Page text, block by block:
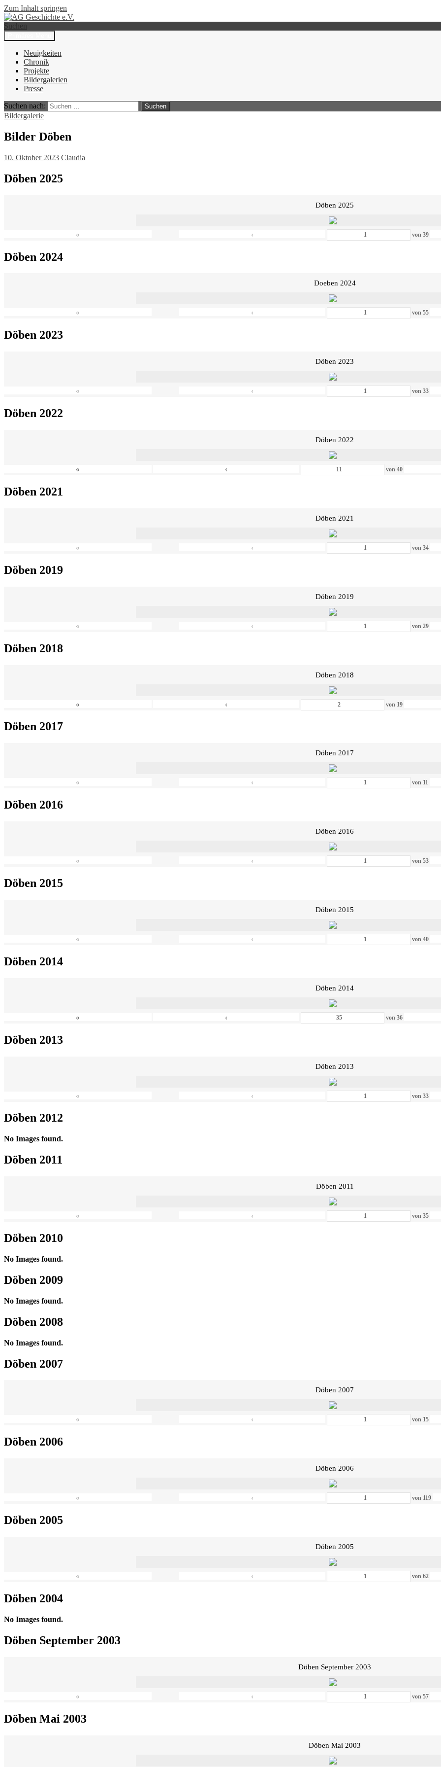
Zum Inhalt springen
AG Geschichte e.V.
Suchen
Neuigkeiten
Chronik
Projekte
Bildergalerien
Presse
Suchen nach:
Bildergalerie
Bilder Döben
10. Oktober 2023 Claudia
Döben 2025
Döben 2025
« ‹ von39
Döben 2024
Doeben 2024
« ‹ von55
Döben 2023
Döben 2023
« ‹ von33
Döben 2022
Döben 2022
« ‹ von40
Döben 2021
Döben 2021
« ‹ von34
Döben 2019
Döben 2019
« ‹ von29
Döben 2018
Döben 2018
« ‹ von 19
Döben 2017
Döben 2017
« ‹ von 11
Döben 2016
Döben 2016
« ‹ von53
Döben 2015
Döben 2015
« ‹ von40
Döben 2014
Döben 2014
« ‹ von36
Döben 2013
Döben 2013
« ‹ von33
Döben 2012
No Images found.
Döben 2011
Döben 2011
« ‹ von35
Döben 2010
No Images found.
Döben 2009
No Images found.
Döben 2008
No Images found.
Döben 2007
Döben 2007
« ‹ von 15
Döben 2006
Döben 2006
« ‹ von 119
Döben 2005
Döben 2005
« ‹ von62
Döben 2004
No Images found.
Döben September 2003
Döben September 2003
« ‹ von57
Döben Mai 2003
Döben Mai 2003